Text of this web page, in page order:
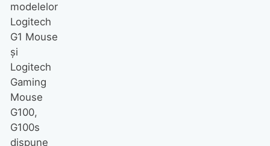
modelelor
Logitech
G1 Mouse
şi
Logitech
Gaming
Mouse
G100,
G100s
dispune